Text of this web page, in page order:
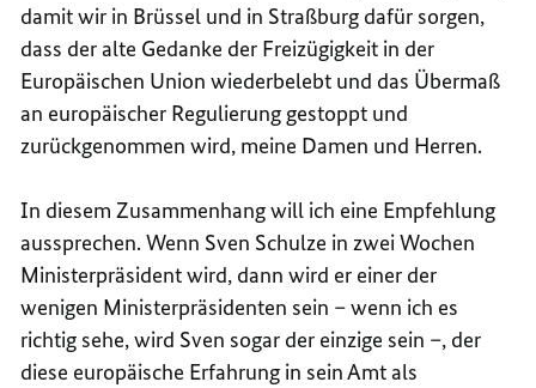
damit wir in Brüssel und in Straßburg dafür sorgen,
dass der alte Gedanke der Freizügigkeit in der
Europäischen Union wiederbelebt und das Übermaß
an europäischer Regulierung gestoppt und
zurückgenommen wird, meine Damen und Herren.
In diesem Zusammenhang will ich eine Empfehlung
aussprechen. Wenn Sven Schulze in zwei Wochen
Ministerpräsident wird, dann wird er einer der
wenigen Ministerpräsidenten sein – wenn ich es
richtig sehe, wird Sven sogar der einzige sein –, der
diese europäische Erfahrung in sein Amt als